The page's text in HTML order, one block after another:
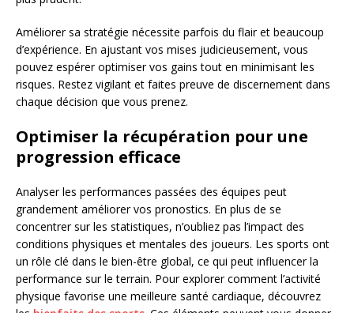
Améliorer sa stratégie nécessite parfois du flair et beaucoup
d’expérience. En ajustant vos mises judicieusement, vous
pouvez espérer optimiser vos gains tout en minimisant les
risques. Restez vigilant et faites preuve de discernement dans
chaque décision que vous prenez.
Optimiser la récupération pour une
progression efficace
Analyser les performances passées des équipes peut
grandement améliorer vos pronostics. En plus de se
concentrer sur les statistiques, n’oubliez pas l’impact des
conditions physiques et mentales des joueurs. Les sports ont
un rôle clé dans le bien-être global, ce qui peut influencer la
performance sur le terrain. Pour explorer comment l’activité
physique favorise une meilleure santé cardiaque, découvrez